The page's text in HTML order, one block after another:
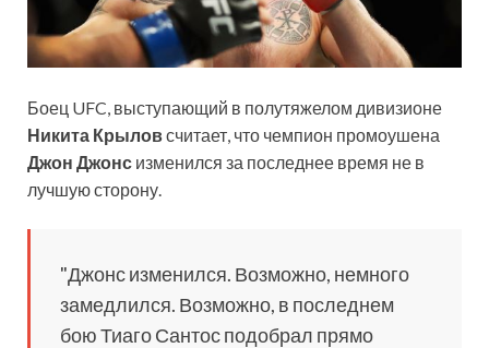
Боец UFC, выступающий в полутяжелом дивизионе
Никита Крыловсчитает, что чемпион промоушена
Джон Джонс изменился за последнее время не в
лучшую сторону.
"Джонс изменился. Возможно, немного
замедлился. Возможно, в последнем
бою Тиаго Сантос подобрал прямо